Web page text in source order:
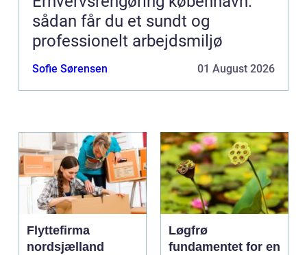
sådan får du et sundt og
professionelt arbejdsmiljø
Sofie Sørensen 01 August 2026
Flyttefirma
nordsjælland
Løgfrø
fundamentet for en